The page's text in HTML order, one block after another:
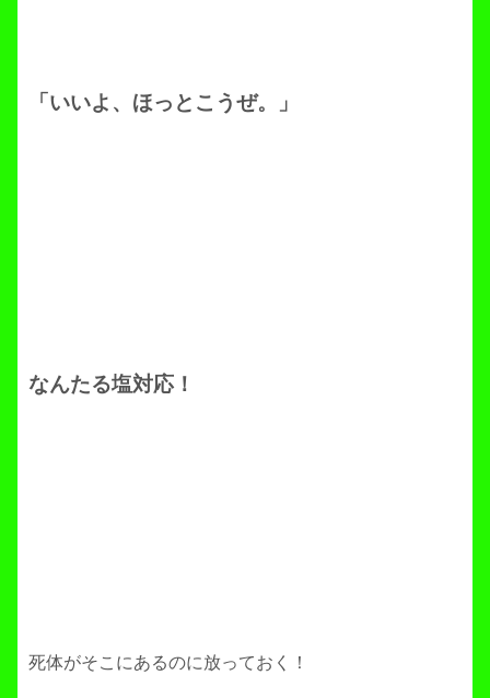
「いいよ、ほっとこうぜ。」
なんたる塩対応！
死体がそこにあるのに放っておく！